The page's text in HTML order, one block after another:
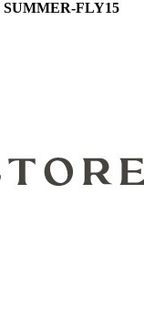
SUMMER-FLY15